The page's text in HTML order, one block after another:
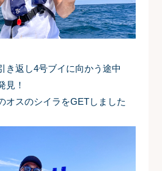
き返し4号ブイに向かう途中
見！
オスのシイラをGETしました